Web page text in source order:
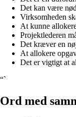
Det kan være
Virksomheden
At kunne
Projektlederen
Det kræver en
At allokere
Det er vigtigt at
“`
Ord med